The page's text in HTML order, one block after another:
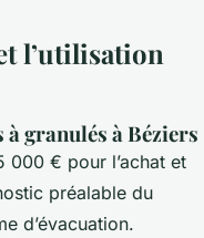
l’utilisation
granulés à Béziers
000 € pour l’achat et
préalable du
d’évacuation.